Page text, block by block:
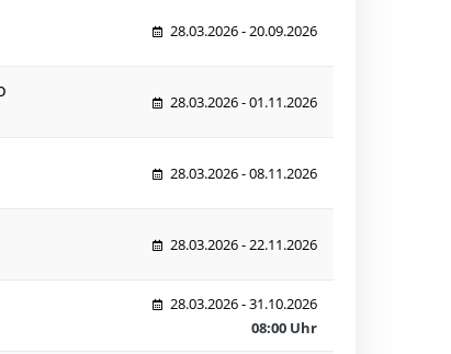
28.03.2026 - 20.09.2026
28.03.2026 - 01.11.2026
28.03.2026 - 08.11.2026
28.03.2026 - 22.11.2026
28.03.2026 - 31.10.2026
08:00 Uhr